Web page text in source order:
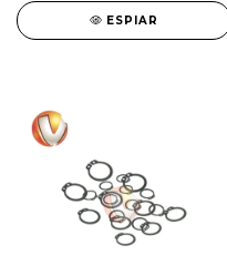
ESPIAR